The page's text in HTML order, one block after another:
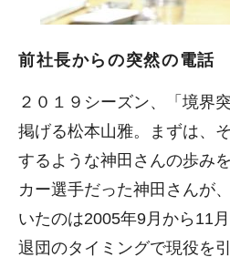
前社長からの突然の電話
２０１９シーズン、「境界
掲げる松本山雅。まずは、
するような神田さんの歩み
カー選手だった神田さんが
いたのは2005年9月から11
退団のタイミングで現役を